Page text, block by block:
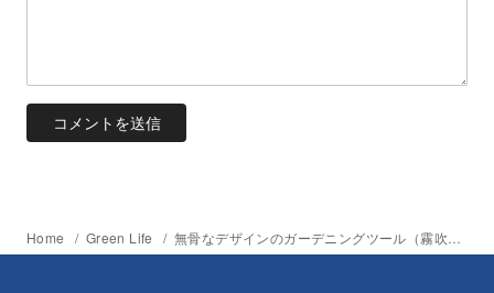
Home Green Life 無骨なデザインのガーデニングツール（霧吹き）。Gloria「Fine Sprayer Pro 05」